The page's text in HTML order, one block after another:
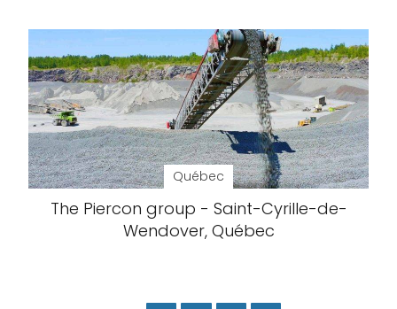
Québec
The Piercon group - Saint-Cyrille-de-
Wendover, Québec